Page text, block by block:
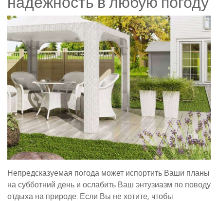
Непредсказуемая погода может испортить Ваши планы
на субботний день и ослабить Ваш энтузиазм по поводу
отдыха на природе. Если Вы не хотите, чтобы